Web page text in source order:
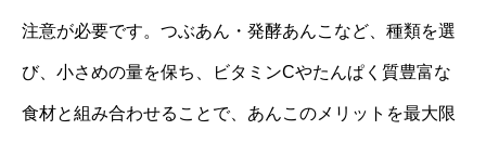
注意が必要です。つぶあん・発酵あんこなど、種類を選
び、小さめの量を保ち、ビタミンCやたんぱく質豊富な
食材と組み合わせることで、あんこのメリットを最大限